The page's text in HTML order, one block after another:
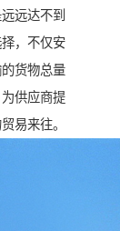
远达不到
，不仅安
货物总量
供应商提
易来往。